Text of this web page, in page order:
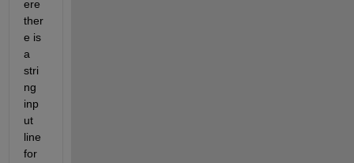
ere
ther
e is
a
stri
ng
inp
ut
line
for